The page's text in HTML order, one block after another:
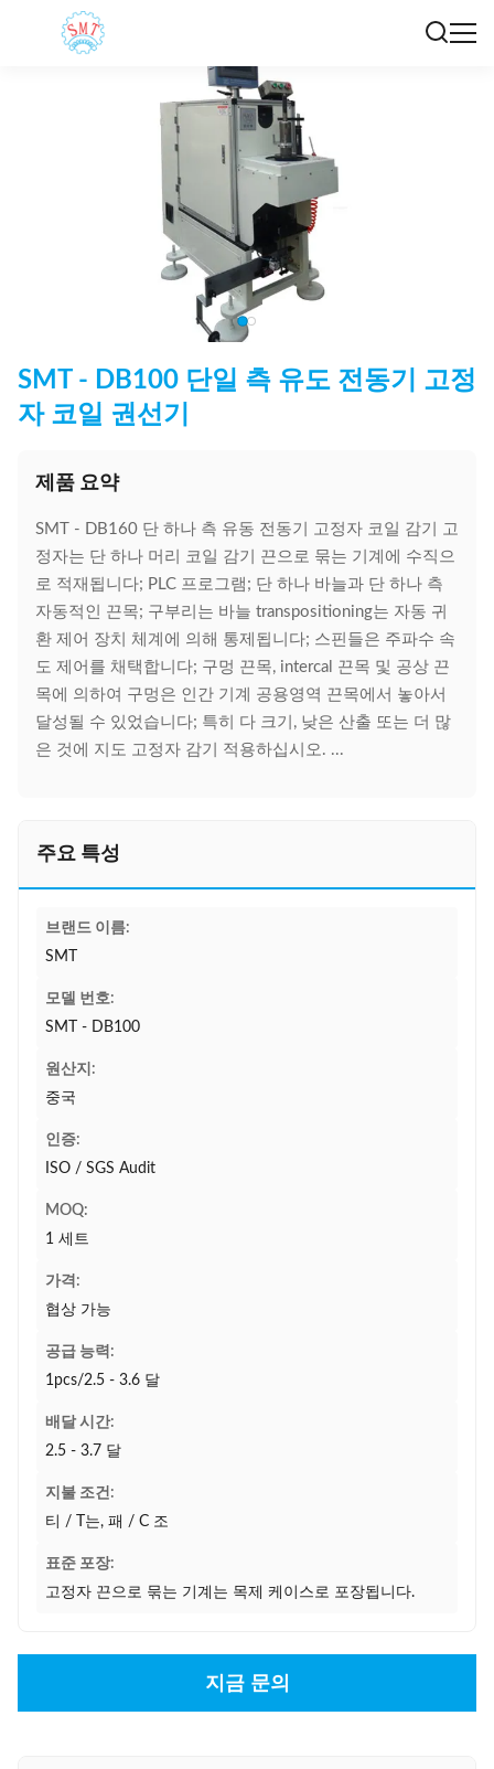
SMT - DB100 단일 측 유도 전동기 고정
자 코일 권선기
제품 요약
SMT - DB160 단 하나 측 유동 전동기 고정자 코일 감기 고
정자는 단 하나 머리 코일 감기 끈으로 묶는 기계에 수직으
로 적재됩니다; PLC 프로그램; 단 하나 바늘과 단 하나 측
자동적인 끈목; 구부리는 바늘 transpositioning는 자동 귀
환 제어 장치 체계에 의해 통제됩니다; 스핀들은 주파수 속
도 제어를 채택합니다; 구멍 끈목, intercal 끈목 및 공상 끈
목에 의하여 구멍은 인간 기계 공용영역 끈목에서 놓아서
달성될 수 있었습니다; 특히 다 크기, 낮은 산출 또는 더 많
은 것에 지도 고정자 감기 적용하십시오. ...
주요 특성
브랜드 이름:
SMT
모델 번호:
SMT - DB100
원산지:
중국
인증:
ISO / SGS Audit
MOQ:
1 세트
가격:
협상 가능
공급 능력:
1pcs/2.5 - 3.6 달
배달 시간:
2.5 - 3.7 달
지불 조건:
티 / T는, 패 / C 조
표준 포장:
고정자 끈으로 묶는 기계는 목제 케이스로 포장됩니다.
지금 문의